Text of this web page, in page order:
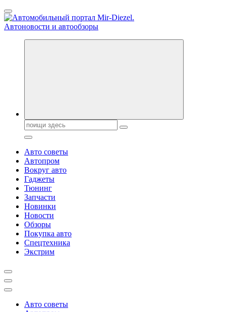
Перейти
к
содержанию
Справочник автомобилиста. Обзор новинок популярных
Поиск:
Авто советы
Автопром
Вокруг авто
Гаджеты
Тюнинг
Запчасти
Новинки
Новости
Обзоры
Покупка авто
Спецтехника
Экстрим
Авто советы